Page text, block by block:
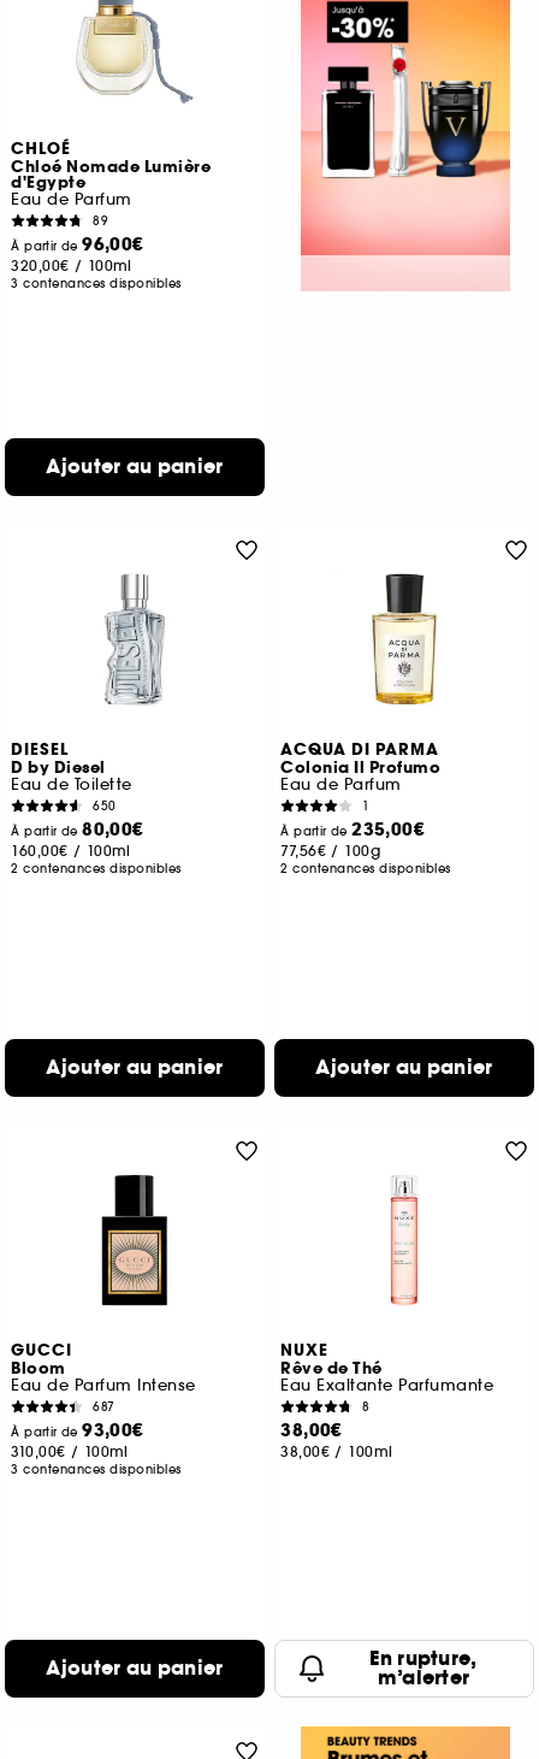
CHLOÉ
Chloé Nomade Lumière
d'Egypte
Eau de Parfum
89
À partir de96,00€
320,00€ / 100ml
3 contenances disponibles
Ajouter au panier
DIESEL
D by Diesel
Eau de Toilette
650
À partir de80,00€
160,00€ / 100ml
2 contenances disponibles
Ajouter au panier
ACQUA DI PARMA
Colonia Il Profumo
Eau de Parfum
1
À partir de235,00€
77,56€ / 100g
2 contenances disponibles
Ajouter au panier
GUCCI
Bloom
Eau de Parfum Intense
687
À partir de93,00€
310,00€ / 100ml
3 contenances disponibles
Ajouter au panier
NUXE
Rêve de Thé
Eau Exaltante Parfumante
8
38,00€
38,00€ / 100ml
En rupture,
m’alerter